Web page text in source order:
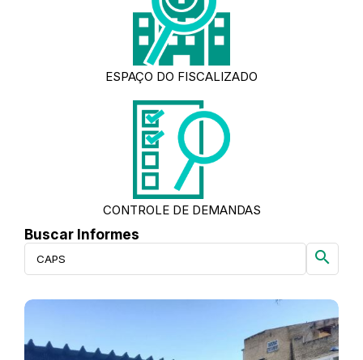
ESPAÇO DO FISCALIZADO
CONTROLE DE DEMANDAS
Buscar Informes
search